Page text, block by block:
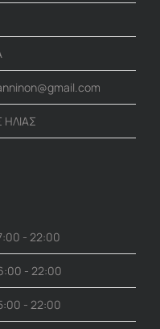
- 22:00
- 22:00
- 22:00